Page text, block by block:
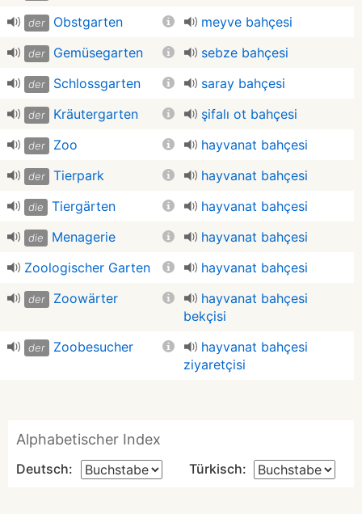
der Obstgarten meyve bahçesi
der Gemüsegarten sebze bahçesi
der Schlossgarten saray bahçesi
der Kräutergarten şifalı ot bahçesi
der Zoo hayvanat bahçesi
der Tierpark hayvanat bahçesi
die Tiergärten hayvanat bahçesi
die Menagerie
hayvanat bahçesi
Zoologischer Garten
hayvanat bahçesi
der Zoowärter
hayvanat bahçesi
bekçisi
der Zoobesucher
hayvanat bahçesi
ziyaretçisi
Alphabetischer Index
Deutsch: Türkisch: